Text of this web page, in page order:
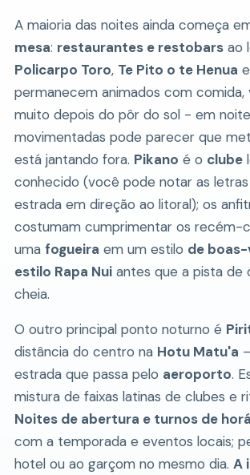
A maioria das noites ainda começa
mesa: restaurantes e restobarsao
Policarpo Toro, Te Pito o te Henua
permanecem animados com comida,
muito depois do pôr do sol - em
movimentadas pode parecer que
está jantando fora. Pikano é o clube
conhecido (você pode notar as
estrada em direção ao litoral); os
costumam cumprimentar os recém-
uma fogueira em um estilo de
estilo Rapa Nuiantes que a pista de
cheia.
O outro principal ponto noturno é
distância do centro na Hotu Matu'a
estrada que passa pelo aeroporto.
mistura de faixas latinas de clubes e
Noites de abertura e turnos de
com a temporada e eventos locais;
hotel ou ao garçom no mesmo dia. A